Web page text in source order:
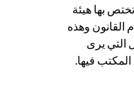
بها هيئة
القانون وهذه
التي يرى
فيها.